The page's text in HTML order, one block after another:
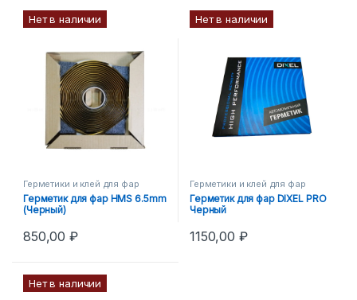
Нет в наличии
Герметики и клей для фар
Герметик для фар HMS 6.5mm
(Черный)
850,00₽
Нет в наличии
Герметики и клей для фар
Герметик для фар DIXEL PRO
Черный
1150,00 ₽
Нет в наличии